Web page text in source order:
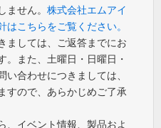
ません。 株式会社エムアイ
こちらをご覧ください。
ましては、ご返答までにお
。また、土曜日・日曜日・
合わせにつきましては、
すので、あらかじめご了承
、イベント情報、製品およ